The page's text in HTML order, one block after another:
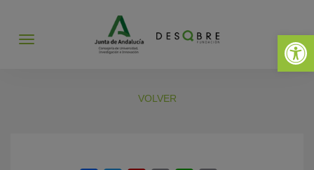
Abrir
Abrir
VOLVER